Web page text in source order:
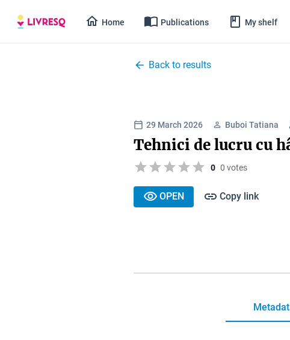
Home Publications My shelf
Back to results
29 March 2026 Buboi Tatiana
Tehnici de lucru cu
0 0 votes
OPEN Copy link